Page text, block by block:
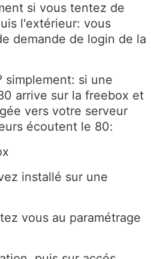
si vous tentez de
l'extérieur: vous
demande de login de la
simplement: si une
arrive sur la freebox et
vers votre serveur
écoutent le 80:
installé sur une
vous au paramétrage